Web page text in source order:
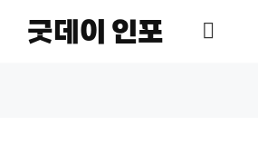
굿데이 인포